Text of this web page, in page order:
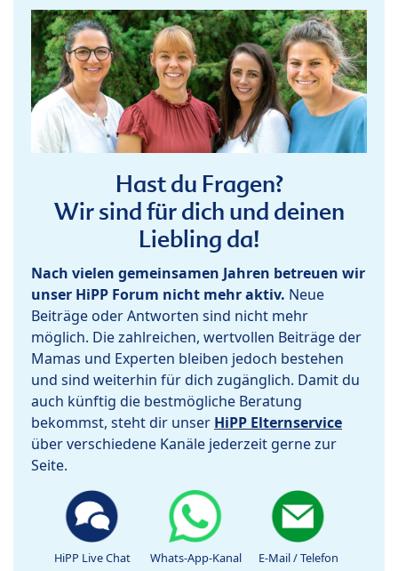
Hast du Fragen?
Wir sind für dich und deinen
Liebling da!
Nach vielen gemeinsamen Jahren betreuen wir
unser HiPP Forum nicht mehr aktiv. Neue
Beiträge oder Antworten sind nicht mehr
möglich. Die zahlreichen, wertvollen Beiträge der
Mamas und Experten bleiben jedoch bestehen
und sind weiterhin für dich zugänglich. Damit du
auch künftig die bestmögliche Beratung
bekommst, steht dir unser HiPP Elternservice
über verschiedene Kanäle jederzeit gerne zur
Seite.
HiPP Live Chat Whats-App-Kanal E-Mail / Telefon